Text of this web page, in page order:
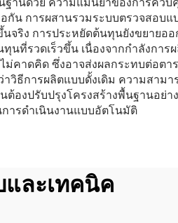
น การผสานรวมระบบตรวจสอบ
ง การประหยัดต้นทุนยังขยายออ
ที่รวดเร็วขึ้น เนื่องจากกำลังกา
คาดคิด ซึ่งอาจส่งผลกระทบต่อต
ธีการผลิตแบบดั้งเดิม ความสาม
ต้องปรับปรุงโครงสร้างพื้นฐานอ
ารดำเนินงานแบบอัตโนมัติ
และเทคนิค